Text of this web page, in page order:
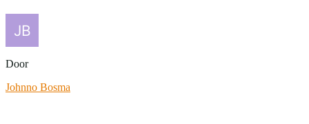
Door
Johnno Bosma